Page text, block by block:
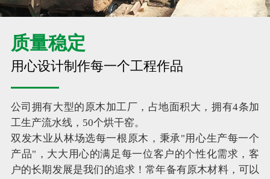
质量稳定
用心设计制作每一个工程作品
公司拥有大型的原木加工厂，占地面积大，拥有4条加
工生产流水线，50个烘干窑。
双发木业从林场选每一根原木，秉承"用心生产每一个
产品"，大大用心的满足每一位客户的个性化需求，客
户的长期发展是我们的追求！常年备有原木材料，可以